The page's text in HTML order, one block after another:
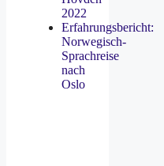
2022
Erfahrungsbericht:
Norwegisch-
Sprachreise
nach
Oslo